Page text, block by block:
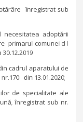
înregistrat sub
adoptării
primarul comunei d-l
cadrul aparatului de
din 13.01.2020;
de specialitate ale
înregistrat sub nr.